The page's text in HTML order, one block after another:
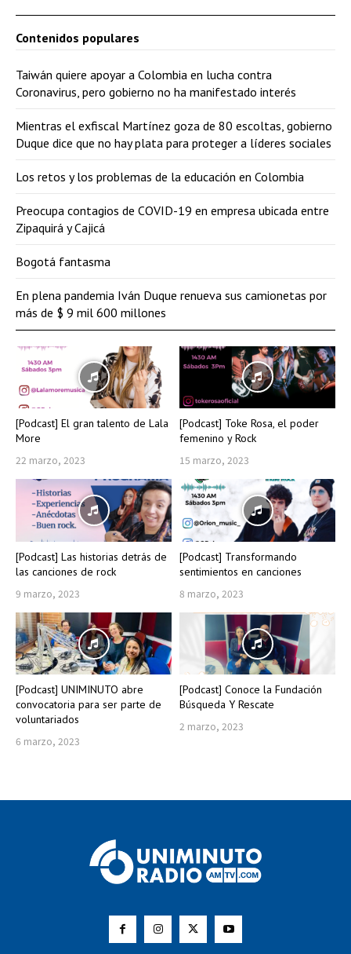
[Podcast] El gran talento de Lala
More
22 marzo, 2023
[Podcast] Toke Rosa, el poder
femenino y Rock
15 marzo, 2023
[Podcast] Las historias detrás de
las canciones de rock
9 marzo, 2023
[Podcast] Transformando
sentimientos en canciones
8 marzo, 2023
[Podcast] UNIMINUTO abre
convocatoria para ser parte de
voluntariados
6 marzo, 2023
[Podcast] Conoce la Fundación
Búsqueda Y Rescate
2 marzo, 2023
Contenidos populares
Taiwán quiere apoyar a Colombia en lucha contra
Coronavirus, pero gobierno no ha manifestado interés
Mientras el exfiscal Martínez goza de 80 escoltas, gobierno
Duque dice que no hay plata para proteger a líderes sociales
Los retos y los problemas de la educación en Colombia
Preocupa contagios de COVID-19 en empresa ubicada entre
Zipaquirá y Cajicá
Bogotá fantasma
En plena pandemia Iván Duque renueva sus camionetas por
más de $ 9 mil 600 millones